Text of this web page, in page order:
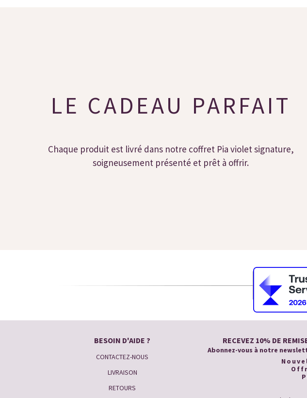
LE CADEAU PARFAIT
Chaque produit est livré dans notre coffret Pia violet signature,
soigneusement présenté et prêt à offrir.
RECEVEZ 10% DE
Abonnez-vous à notre
BESOIN D'AIDE ?
CONTACTEZ-NOUS
LIVRAISON
RETOURS